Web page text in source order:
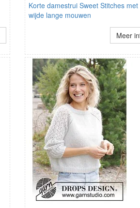
Korte damestrui Sweet Stitches met
wijde lange mouwen
Meer